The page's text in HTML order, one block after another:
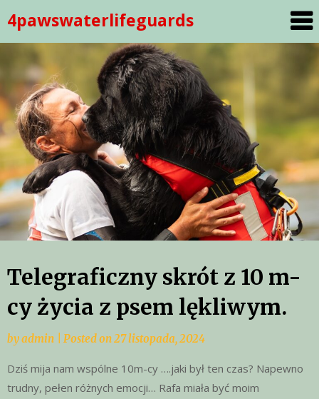
to
content
4pawswaterlifeguards
Telegraficzny skrót z 10 m-
cy życia z psem lękliwym.
byadmin Posted on27 listopada, 2024
Dziś mija nam wspólne 10m-cy ….jaki był ten czas? Napewno
trudny, pełen różnych emocji… Rafa miała być moim